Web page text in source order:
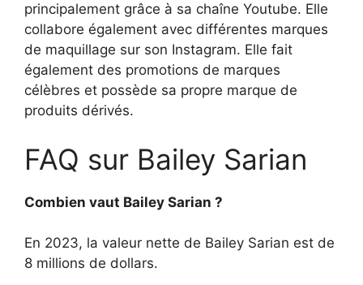
principalement grâce à sa chaîne Youtube. Elle
collabore également avec différentes marques
de maquillage sur son Instagram. Elle fait
également des promotions de marques
célèbres et possède sa propre marque de
produits dérivés.
FAQ sur Bailey Sarian
Combien vaut Bailey Sarian ?
En 2023, la valeur nette de Bailey Sarian est de
8 millions de dollars.